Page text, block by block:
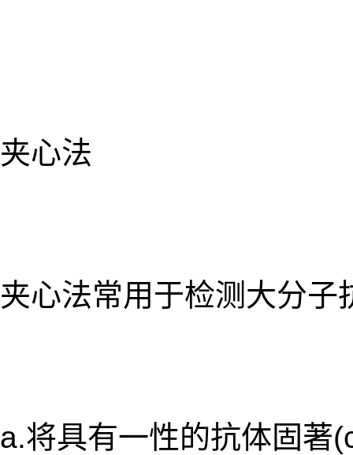
夹心法
夹心法常用于检测大分子
a.将具有一性的抗体固著